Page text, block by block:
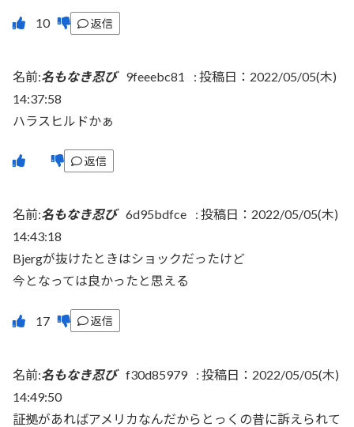
返信
名前:名もなき忍び 9feeebc81 : 投稿日：2022/05/05(木)
14:37:58
ハラスヒルドかぁ
返信
名前:名もなき忍び 6d95bdfce : 投稿日：2022/05/05(木)
14:43:18
Bjergが抜けたときはショックだったけど
今となっては良かったと思える
返信
名前:名もなき忍び f30d85979 : 投稿日：2022/05/05(木)
14:49:50
証拠があればアメリカなんだからとっくの昔に訴えられて